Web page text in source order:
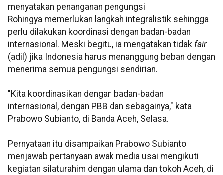
menyatakan penanganan pengungsi
Rohingya memerlukan langkah integralistik sehingga
perlu dilakukan koordinasi dengan badan-badan
internasional. Meski begitu, ia mengatakan tidak fair
(adil) jika Indonesia harus menanggung beban dengan
menerima semua pengungsi sendirian.
"Kita koordinasikan dengan badan-badan
internasional, dengan PBB dan sebagainya," kata
Prabowo Subianto, di Banda Aceh, Selasa.
Pernyataan itu disampaikan Prabowo Subianto
menjawab pertanyaan awak media usai mengikuti
kegiatan silaturahim dengan ulama dan tokoh Aceh, di